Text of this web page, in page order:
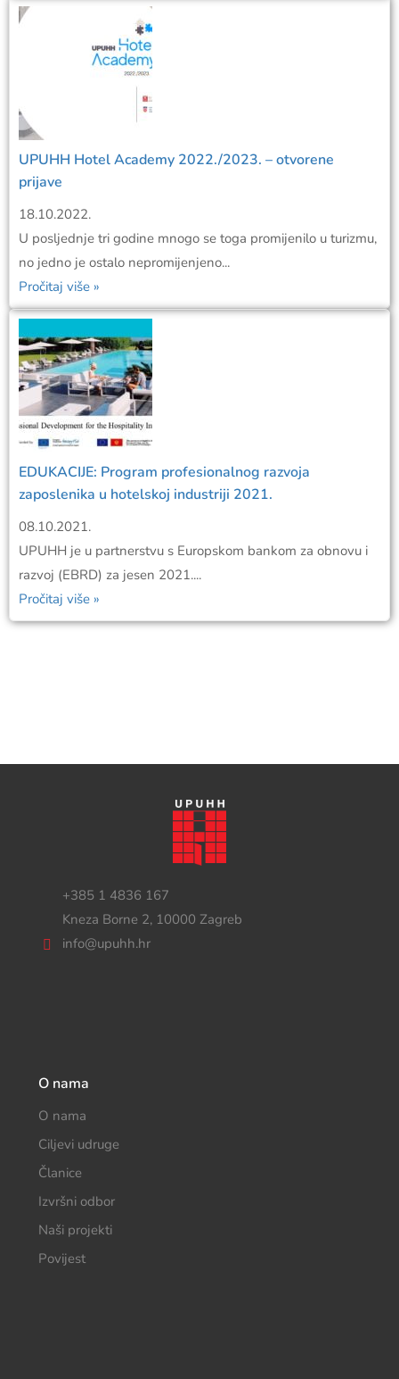
UPUHH Hotel Academy 2022./2023. – otvorene
prijave
18.10.2022.
U posljednje tri godine mnogo se toga promijenilo u turizmu,
no jedno je ostalo nepromijenjeno...
Pročitaj više »
EDUKACIJE: Program profesionalnog razvoja
zaposlenika u hotelskoj industriji 2021.
08.10.2021.
UPUHH je u partnerstvu s Europskom bankom za obnovu i
razvoj (EBRD) za jesen 2021....
Pročitaj više »
+385 1 4836 167
Kneza Borne 2, 10000 Zagreb
info@upuhh.hr
O nama
O nama
Ciljevi udruge
Članice
Izvršni odbor
Naši projekti
Povijest